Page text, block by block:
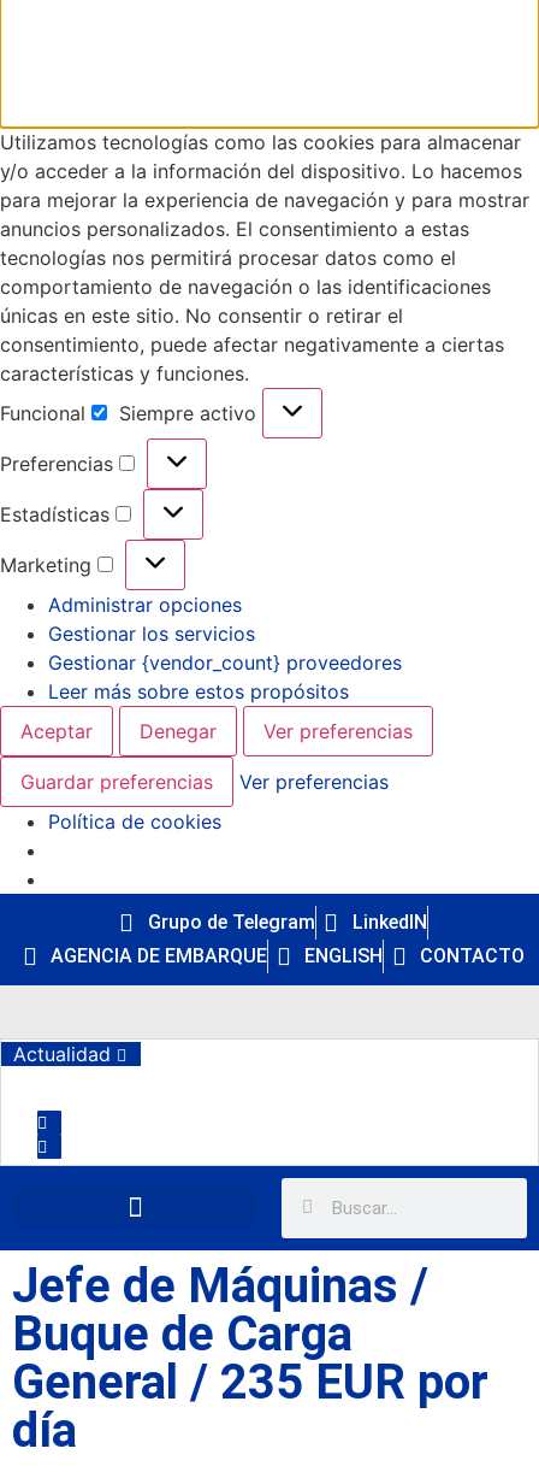
Utilizamos tecnologías como las cookies para almacenar
y/o acceder a la información del dispositivo. Lo hacemos
para mejorar la experiencia de navegación y para mostrar
anuncios personalizados. El consentimiento a estas
tecnologías nos permitirá procesar datos como el
comportamiento de navegación o las identificaciones
únicas en este sitio. No consentir o retirar el
consentimiento, puede afectar negativamente a ciertas
características y funciones.
Funcional
Siempre activo
Preferencias
Estadísticas
Marketing
Administrar opciones
Gestionar los servicios
Gestionar {vendor_count} proveedores
Leer más sobre estos propósitos
Aceptar
Denegar Ver preferencias
Guardar preferencias
Ver preferencias
Política de cookies
Grupo de Telegram
LinkedIN
AGENCIA DE EMBARQUE
ENGLISH CONTACTO
Actualidad
Jefe de Máquinas /
Buque de Carga
General / 235 EUR por
día